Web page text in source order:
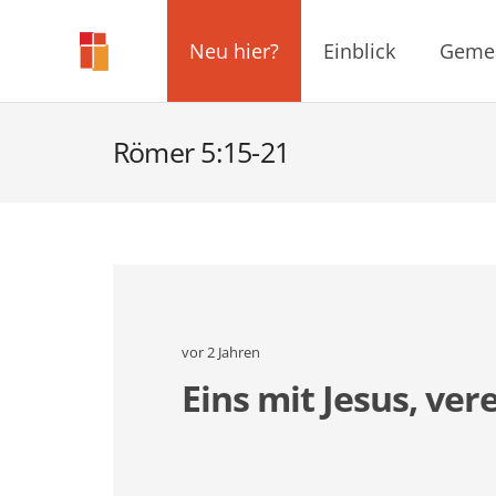
Neu hier? Einblick
Römer 5:15-21
vor 2 Jahren
Eins mit Jesus,